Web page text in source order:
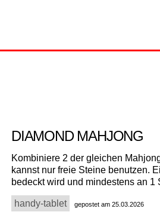
DIAMOND MAHJONG
Kombiniere 2 der gleichen
kannst nur freie Steine benutzen.
bedeckt wird und mindestens an 1
handy-tablet gepostet am 25.03.2026